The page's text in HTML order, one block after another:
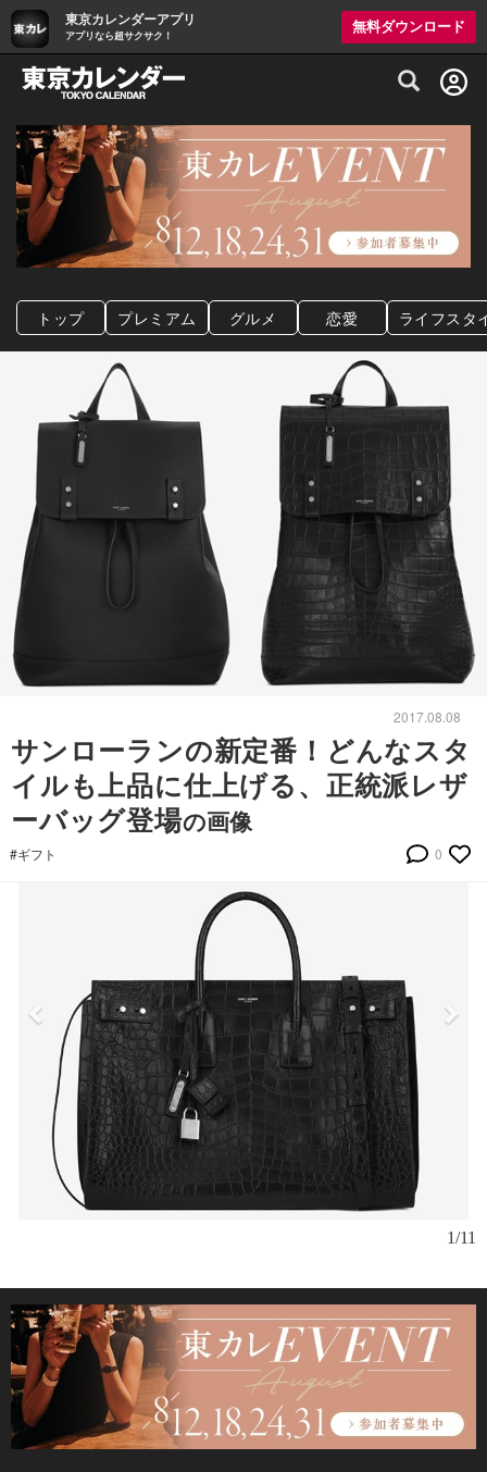
東京カレンダーアプリ
アプリなら超サクサク！
無料ダウンロード
グルメ情報・プレミアムレストラン予約
トップ プレミアム グルメ 恋愛 ライフスタ
2017.08.08
サンローランの新定番！どんなスタ
イルも上品に仕上げる、正統派レザ
ーバッグ登場の画像
#ギフト 0
「
1/11